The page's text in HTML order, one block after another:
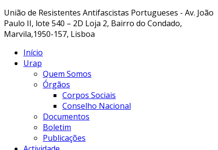
União de Resistentes Antifascistas Portugueses - Av. João
Paulo II, lote 540 – 2D Loja 2, Bairro do Condado,
Marvila,1950-157, Lisboa
Início
Urap
Quem Somos
Órgãos
Corpos Sociais
Conselho Nacional
Documentos
Boletim
Publicações